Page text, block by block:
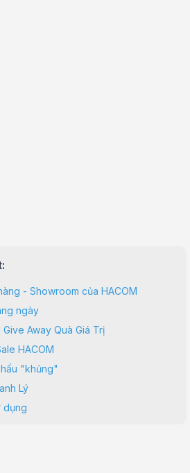
- Showroom của HACOM
ngày
Away Quà Giá Trị
HACOM
"khủng"
Lý
dụng